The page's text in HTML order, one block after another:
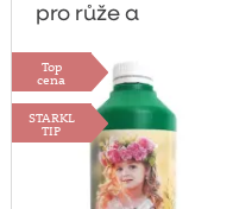
pro růže a
500g
Top
cena
STARKL
TIP